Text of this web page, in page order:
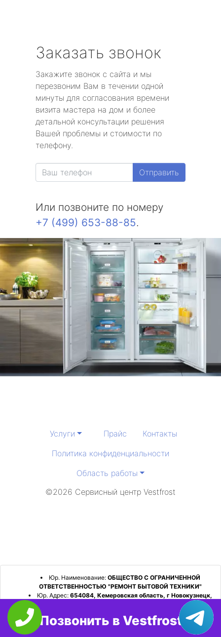
Заказать звонок
Закажите звонок с сайта и мы
перезвоним Вам в течении одной
минуты для согласования времени
визита мастера на дом и более
детальной консультации решения
Вашей проблемы и стоимости по
телефону.
Отправить
Или позвоните по номеру
+7 (499) 653-88-85.
Услуги Прайс
Контакты
Политика конфиденциальности
Область работы
©2026 Сервисный центр Vestfrost
Юр. Наименование: ОБЩЕСТВО С ОГРАНИЧЕННОЙ
ОТВЕТСТВЕННОСТЬЮ "РЕМОНТ БЫТОВОЙ ТЕХНИКИ"
Юр. Адрес: 654084, Кемеровская область, г Новокузнецк,
р-н Орджоникидзевский, пр-кт Шахтеров, д. 31, кв. 2
ИНН:4253052180 ОГРН:1224200006128
Позвонить в Vestfrost